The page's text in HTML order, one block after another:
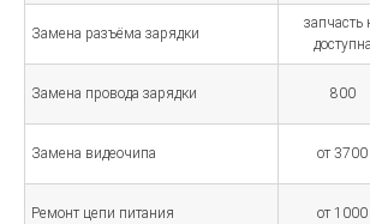
Замена разъёма зарядки
запчасть
доступна
Замена провода зарядки 800
Замена видеочипа от 3700
Ремонт цепи питания от 1000